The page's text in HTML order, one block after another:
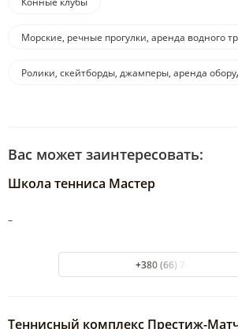
Морские, речные прогулки, аренда водного
Ролики, скейтборды, джамперы, аренда
Вас может заинтересовать:
Школа тенниса Мастер
–
+380 (66) 7481696
Теннисный комплекс Престиж-